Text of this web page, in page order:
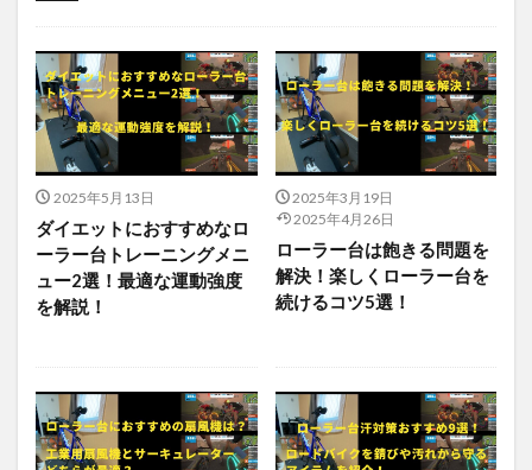
2025年5月13日
ダイエットにおすすめなロ
ーラー台トレーニングメニ
ュー2選！最適な運動強度
を解説！
2025年3月19日
2025年4月26日
ローラー台は飽きる問題を
解決！楽しくローラー台を
続けるコツ5選！